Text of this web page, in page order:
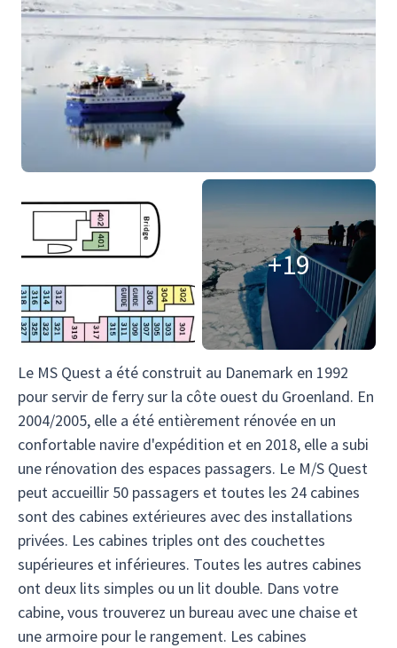
+19
Le MS Quest a été construit au Danemark en 1992
pour servir de ferry sur la côte ouest du Groenland. En
2004/2005, elle a été entièrement rénovée en un
confortable navire d'expédition et en 2018, elle a subi
une rénovation des espaces passagers. Le M/S Quest
peut accueillir 50 passagers et toutes les 24 cabines
sont des cabines extérieures avec des installations
privées. Les cabines triples ont des couchettes
supérieures et inférieures. Toutes les autres cabines
ont deux lits simples ou un lit double. Dans votre
cabine, vous trouverez un bureau avec une chaise et
une armoire pour le rangement. Les cabines